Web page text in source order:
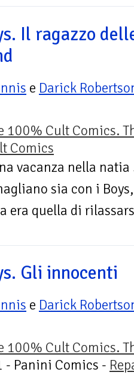
Il ragazzo
e Darick
100% Cult Comics.
Comics
vacanza nella
sia con i
era quella di
Gli innocenti
e Darick
100% Cult Comics.
- Panini Comics -